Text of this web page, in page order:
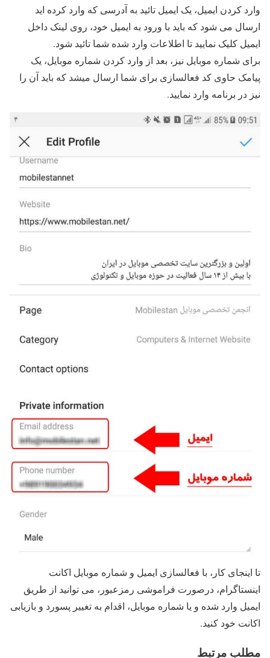
وارد کردن ایمیل، یک ایمیل تائید به آدرسی که وارد کرده اید
ارسال می شود که باید با ورود به ایمیل خود، روی لینک داخل
ایمیل کلیک نمایید تا اطلاعات وارد شده شما تائید شود.
برای شماره موبایل نیز، بعد از وارد کردن شماره موبایل، یک
پیامک حاوی کد فعالسازی برای شما ارسال میشد که باید آن را
نیز در برنامه وارد نمایید.
تا اینجای کار، با فعالسازی ایمیل و شماره موبایل اکانت
اینستاگرام، درصورت فراموشی رمزعبور، می توانید از طریق
ایمیل وارد شده و یا شماره موبایل، اقدام به تغییر پسورد و بازیابی
اکانت خود کنید.
مطلب مرتبط